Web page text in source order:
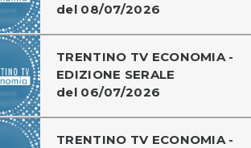
del 08/07/2026
TRENTINO TV ECONOMIA -
EDIZIONE SERALE
del 06/07/2026
TRENTINO TV ECONOMIA -